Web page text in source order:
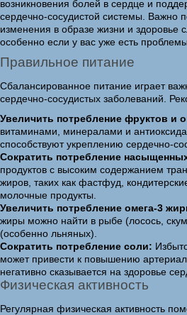
возникновения болей в сердце и
сердечно-сосудистой системы. Важно
изменения в образе жизни и здоровье
особенно если у вас уже есть
Правильное питание
Сбалансированное питание играет
сердечно-сосудистых заболеваний.
Увеличить потребление фруктов и
витаминами, минералами и
способствуют укреплению сердечно-
Сократить потребление
продуктов с высоким содержанием
жиров, таких как фастфуд,
молочные продукты.
Увеличить потребление омега-3
жиры можно найти в рыбе (лосось,
(особенно льняных).
Сократить потребление соли:
может привести к повышению
негативно сказывается на здоровье
Физическая активность
Регулярная физическая активность